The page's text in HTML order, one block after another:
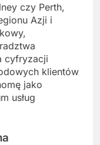
czy Perth,
Azji i
cyfryzacji
klientów
jako
usług